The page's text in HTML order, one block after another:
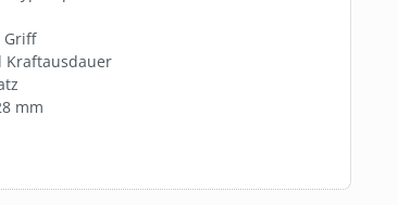
Griff
Kraftausdauer
mm